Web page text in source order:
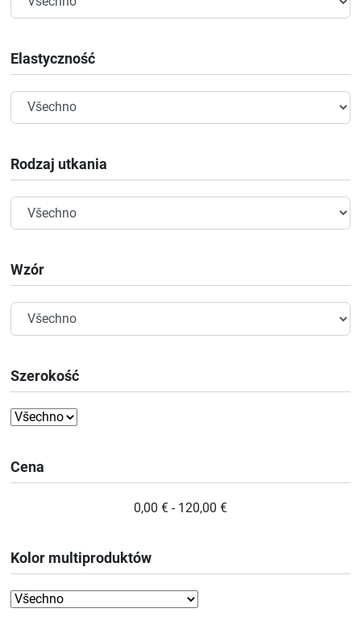
Elastyczność
Rodzaj utkania
Wzór
Szerokość
Cena
0,00 € - 120,00 €
Kolor multiproduktów